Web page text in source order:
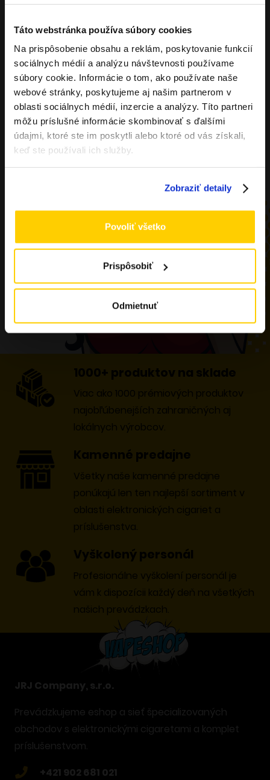
Táto webstránka používa súbory cookies
Na prispôsobenie obsahu a reklám, poskytovanie funkcií
sociálnych médií a analýzu návštevnosti používame
súbory cookie. Informácie o tom, ako používate naše
webové stránky, poskytujeme aj našim partnerom v
oblasti sociálnych médií, inzercie a analýzy. Títo partneri
môžu príslušné informácie skombinovať s ďalšími
údajmi, ktoré ste im poskytli alebo ktoré od vás získali,
keď ste používali ich služby.
Zobraziť detaily
Povoliť všetko
Prispôsobiť
Odmietnuť
1000+ produktov na sklade
Viac ako 1000 prémiových produktov
najobľúbenejších zahraničných aj
lokálnych výrobcov.
Kamenné predajne
Všetky naše kamenné predajne
ponúkajú len ten najlepší sortiment v
oblasti elektronických cigariet a
príslušenstva.
Vyškolený personál
Profesionálne vyškolení personál je
vám k dispozícii každý deň na všetkých
našich prevádzkach.
JRJ Company, s.r.o.
Prevádzkujeme eshop a sieť špecializovaných
obchodov s elektronickými cigaretami a komplet
príslušenstvom.
+421 902 681 021
Overenie veku
Musíte mať aspoň18rokov pre vstup.
ÁNO
NIE